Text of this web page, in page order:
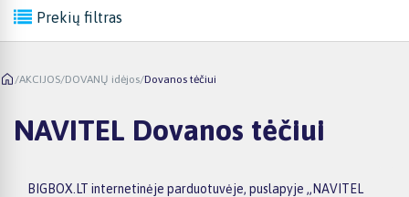
Prekių filtras
/AKCIJOS/DOVANŲ idėjos/Dovanos tėčiui
NAVITEL Dovanos tėčiui
BIGBOX.LT internetinėje parduotuvėje, puslapyje „NAVITEL